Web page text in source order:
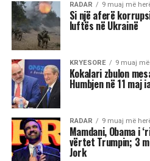
RADAR 9 muaj më
Si një aferë
luftës në Ukrainë
KRYESORE 9 muaj
Kokalari zbulon
Humbjen në 11 maj
RADAR 9 muaj më
Mamdani, Obama i
vërtet Trumpin; 3
Jork